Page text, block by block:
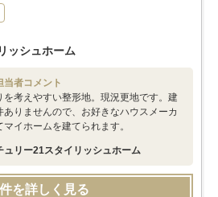
ッシュホーム
当者コメント
を考えやすい整形地。現況更地です。建
ありませんので、お好きなハウスメーカ
マイホームを建てられます。
ュリー21スタイリッシュホーム
を詳しく見る